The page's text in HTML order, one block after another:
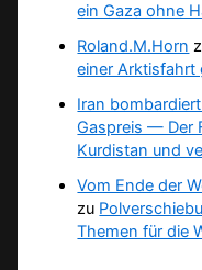
ein Gaza ohne
Roland.M.Horn
einer Arktisfahrt
Iran
Gaspreis — Der
Kurdistan und
Vom Ende der
zu
Themen für die